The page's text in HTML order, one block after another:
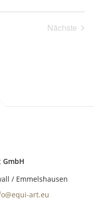
Nächste
/ Emmelshausen
art.eu